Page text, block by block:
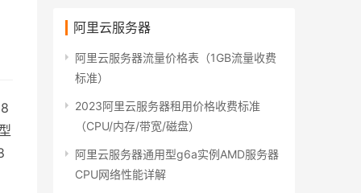
阿里云服务器
阿里云服务器流量价格表（1GB流量收费
标准）
2023阿里云服务器租用价格收费标准
（CPU/内存/带宽/磁盘）
阿里云服务器通用型g6a实例AMD服务器
CPU网络性能详解